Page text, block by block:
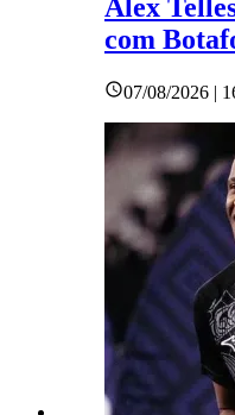
Alex
com
07/08/2026 |